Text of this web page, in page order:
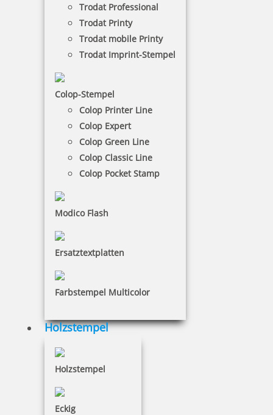
Trodat Professional
Trodat Printy
Trodat mobile Printy
Trodat Imprint-Stempel
Colop-Stempel
Colop Printer Line
Colop Expert
Colop Green Line
Colop Classic Line
Colop Pocket Stamp
Modico Flash
Ersatztextplatten
Farbstempel Multicolor
Holzstempel
Holzstempel
Eckig
€-
3 Artikel in der Kategorie
COLORIS 6051 P lichtechte Stempelfarbe auf Ölbasis (Kupietz 28
5,46 €
COLORIS 6061 P 10 ml Stempelfarbe auf Ölbasis von Kupietz